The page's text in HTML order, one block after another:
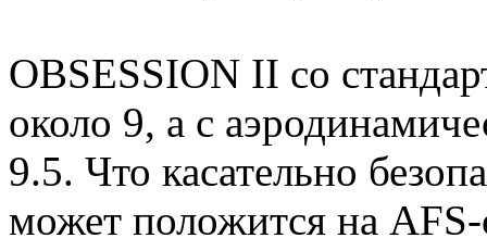
OBSESSION II со
около 9, а с
9.5. Что касательно
может положится на